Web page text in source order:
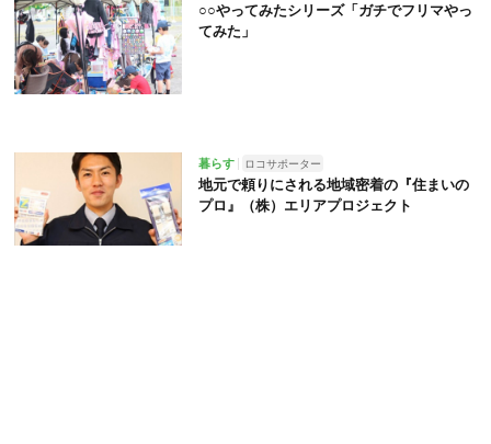
○○やってみたシリーズ「ガチでフリマやっ
てみた」
暮らす ロコサポーター
地元で頼りにされる地域密着の『住まいの
プロ』（株）エリアプロジェクト